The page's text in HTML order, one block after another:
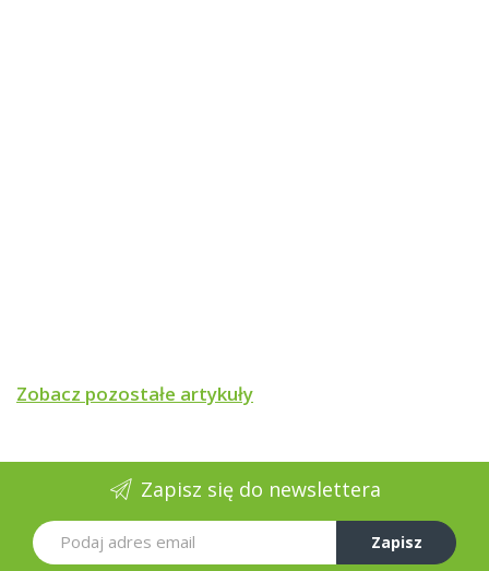
Zobacz pozostałe artykuły
Zapisz się do newslettera
Zapisz